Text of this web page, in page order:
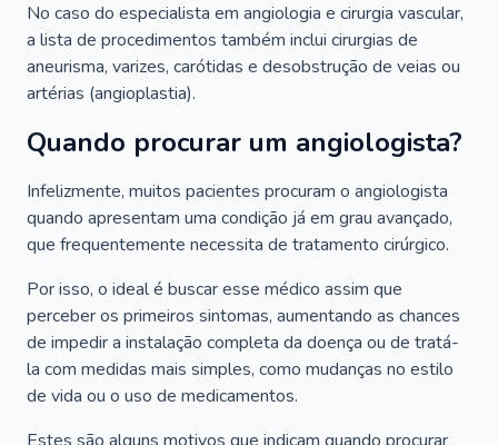
No caso do especialista em angiologia e cirurgia vascular,
a lista de procedimentos também inclui cirurgias de
aneurisma, varizes, carótidas e desobstrução de veias ou
artérias (angioplastia).
Quando procurar um angiologista?
Infelizmente, muitos pacientes procuram o angiologista
quando apresentam uma condição já em grau avançado,
que frequentemente necessita de tratamento cirúrgico.
Por isso, o ideal é buscar esse médico assim que
perceber os primeiros sintomas, aumentando as chances
de impedir a instalação completa da doença ou de tratá-
la com medidas mais simples, como mudanças no estilo
de vida ou o uso de medicamentos.